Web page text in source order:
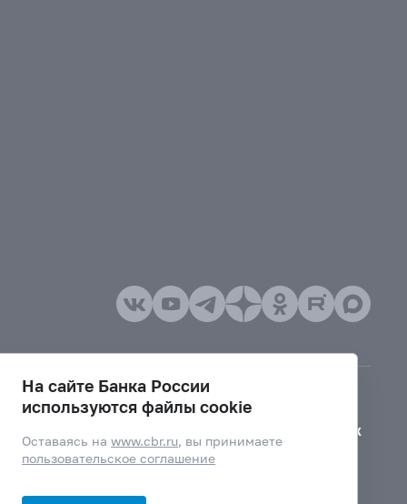
Версия для слабовидящих
На сайте Банка России
используются файлы cookie
Оставаясь наwww.cbr.ru, вы принимаете
пользовательское соглашение